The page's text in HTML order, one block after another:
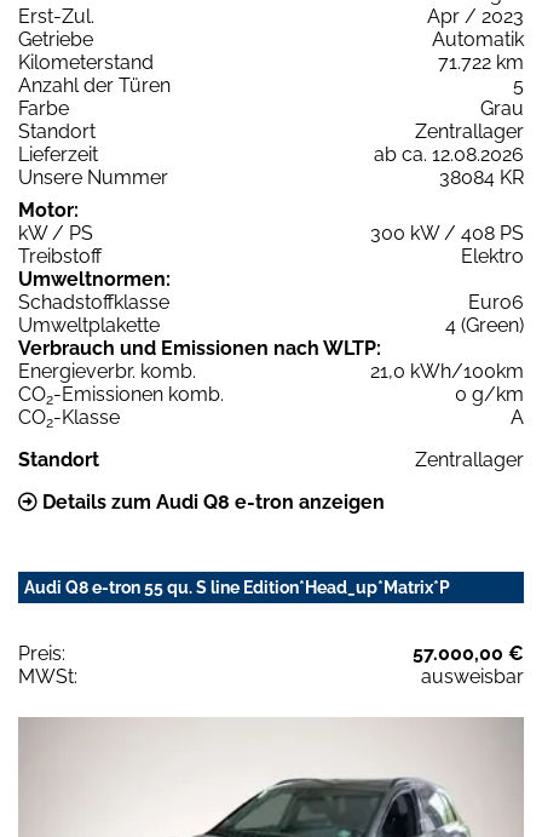
Erst-Zul.
Apr / 2023
Getriebe
Automatik
Kilometerstand
71.722 km
Anzahl der Türen
5
Farbe
Grau
Standort
Zentrallager
Lieferzeit
ab ca. 12.08.2026
Unsere Nummer
38084 KR
Motor:
kW / PS
300 kW / 408 PS
Treibstoff
Elektro
Umweltnormen:
Schadstoffklasse
Euro6
Umweltplakette
4 (Green)
Verbrauch und Emissionen nach WLTP:
Energieverbr. komb.
21,0 kWh/100km
CO2-Emissionen komb.
0 g/km
CO2-Klasse
A
Standort
Zentrallager
Details zum Audi Q8 e-tron anzeigen
Audi Q8 e-tron 55 qu. S line Edition*Head_up*Matrix*P
Preis:
57.000,00 €
MWSt:
ausweisbar